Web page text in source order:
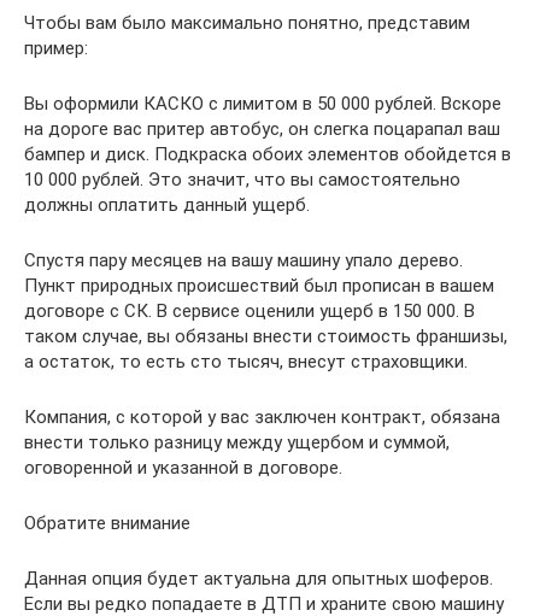
Чтобы вам было максимально понятно, представим
пример:
Вы оформили КАСКО с лимитом в 50 000 рублей. Вскоре
на дороге вас притер автобус, он слегка поцарапал ваш
бампер и диск. Подкраска обоих элементов обойдется в
10 000 рублей. Это значит, что вы самостоятельно
должны оплатить данный ущерб.
Спустя пару месяцев на вашу машину упало дерево.
Пункт природных происшествий был прописан в вашем
договоре с СК. В сервисе оценили ущерб в 150 000. В
таком случае, вы обязаны внести стоимость франшизы,
а остаток, то есть сто тысяч, внесут страховщики.
Компания, с которой у вас заключен контракт, обязана
внести только разницу между ущербом и суммой,
оговоренной и указанной в договоре.
Обратите внимание
Данная опция будет актуальна для опытных шоферов.
Если вы редко попадаете в ДТП и храните свою машину